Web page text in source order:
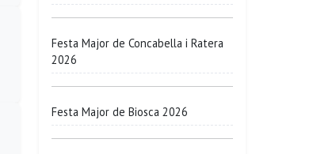
Festa Major de Concabella i Ratera
2026
Festa Major de Biosca 2026